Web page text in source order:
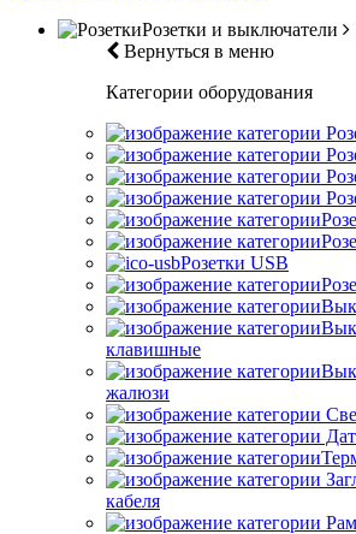
Розетки и выключатели
Вернуться в меню
Категории оборудования
Розетки USB
клавишные
жалюзи
кабеля